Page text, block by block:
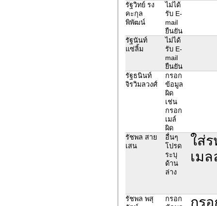
รัฐวิทย์ รง
คะกุล
พิพัฒน์
ไม่ได้
รับ E-
mail
ยืนยัน
รัฐนันท์
แซ่ลิ้ม
ไม่ได้
รับ E-
mail
ยืนยัน
รัฐธนินท์
จิรวิมลวงศ์
กรอก
ข้อมูล
ผิด
เช่น
กรอก
เมล์
ผิด
รัชพล สาย
เสน
อื่นๆ
โปรด
ระบุ
ด้าน
ล่าง
ใส่
เมล
รัชพล พสุ
กรอก
กร